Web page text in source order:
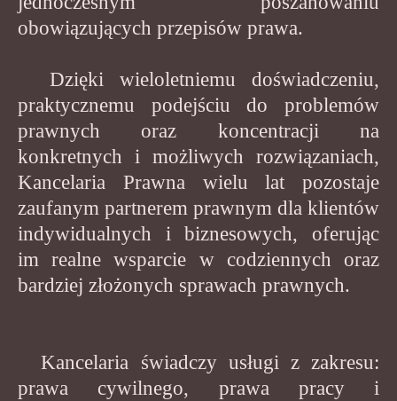
obowiązujących przepisów prawa.
Dzięki wieloletniemu doświadczeniu,
praktycznemu podejściu do problemów
prawnych oraz koncentracji na
konkretnych i możliwych rozwiązaniach,
Kancelaria Prawna wielu lat pozostaje
zaufanym partnerem prawnym dla klientów
indywidualnych i biznesowych, oferując
im realne wsparcie w codziennych oraz
bardziej złożonych sprawach prawnych.
Kancelaria świadczy usługi z zakresu:
prawa cywilnego, prawa pracy i